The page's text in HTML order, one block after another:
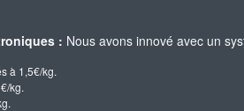
: Nous avons innové avec un
à 1,5€/kg.
kg.